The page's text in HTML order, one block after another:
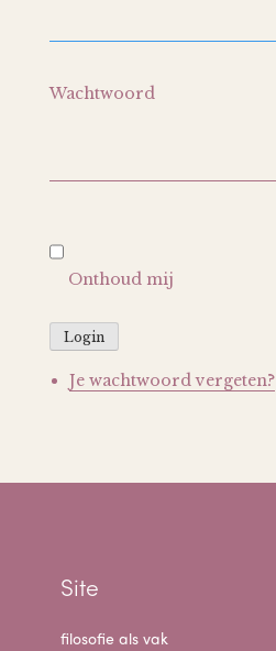
Wachtwoord
Onthoud mij
Login
Je wachtwoord vergeten?
Site
filosofie als vak